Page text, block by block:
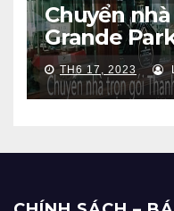
Chuyển
Grande
TH6 17, 2023